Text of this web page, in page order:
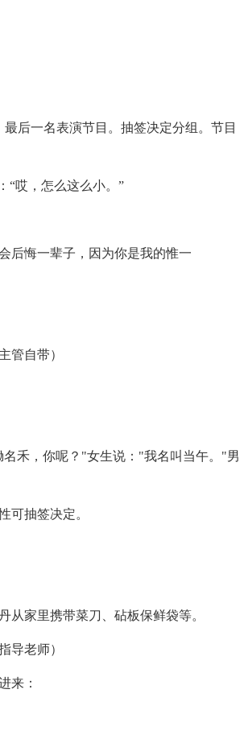
后一名表演节目。抽签决定分组。节目
“哎，怎么这么小。”
后悔一辈子，因为你是我的惟一
管自带）
禾，你呢？"女生说："我名叫当午。"男
可抽签决定。
家里携带菜刀、砧板保鲜袋等。
导老师）
来：